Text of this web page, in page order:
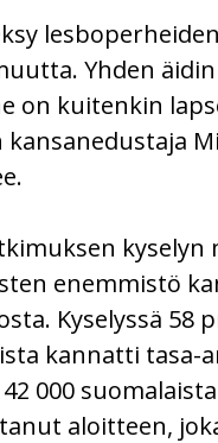
lesboperheiden
Yhden
on kuitenkin
kansanedustaja
kyselyn
enemmistö
Kyselyssä 58
kannatti tasa-
000
aloitteen,